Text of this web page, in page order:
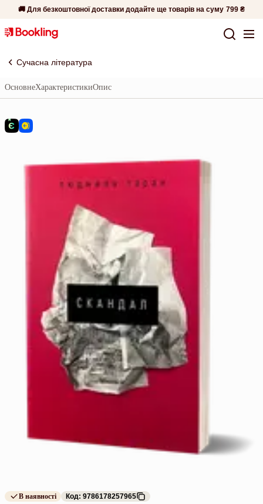
🚚 Для безкоштовної доставки додайте ще товарів на суму 799 ₴
Сучасна література
ОсновнеХарактеристикиОпис
В наявності Код: 9786178257965